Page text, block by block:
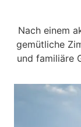
Nach einem
gemütliche
und familiäre